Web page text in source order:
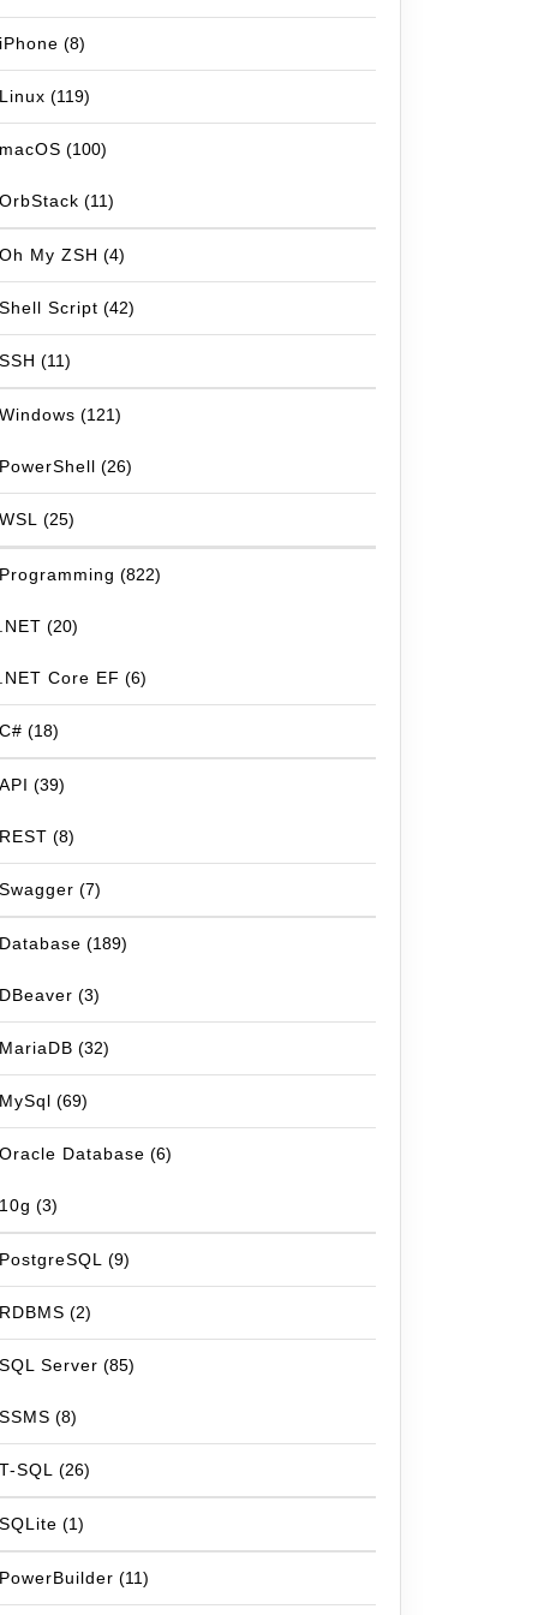
iPhone (8)
Linux (119)
macOS (100)
OrbStack (11)
Oh My ZSH (4)
Shell Script (42)
SSH (11)
Windows (121)
PowerShell (26)
WSL (25)
Programming (822)
.NET (20)
.NET Core EF (6)
C# (18)
API (39)
REST (8)
Swagger (7)
Database (189)
DBeaver (3)
MariaDB (32)
MySql (69)
Oracle Database (6)
10g (3)
PostgreSQL (9)
RDBMS (2)
SQL Server (85)
SSMS (8)
T-SQL (26)
SQLite (1)
PowerBuilder (11)